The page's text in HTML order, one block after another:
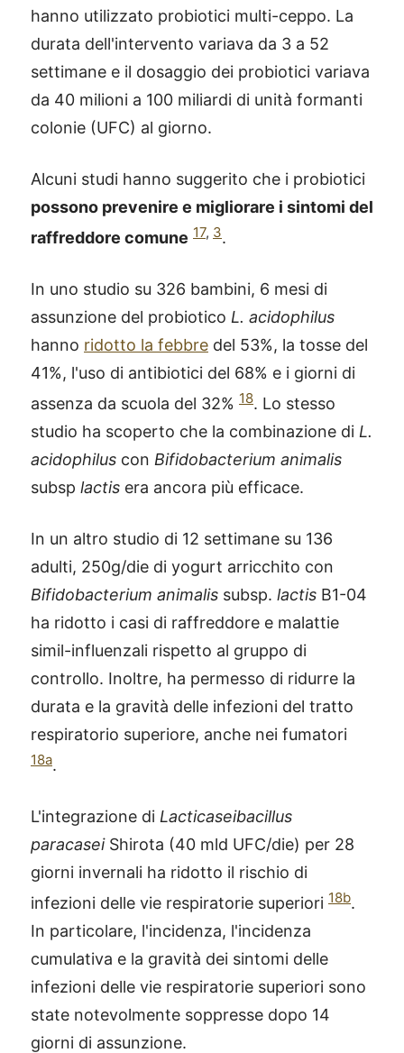
hanno utilizzato probiotici multi-ceppo. La
durata dell'intervento variava da 3 a 52
settimane e il dosaggio dei probiotici variava
da 40 milioni a 100 miliardi di unità formanti
colonie (UFC) al giorno.
Alcuni studi hanno suggerito che i probiotici
possono prevenire e migliorare i sintomi del
raffreddore comune 17, 3.
In uno studio su 326 bambini, 6 mesi di
assunzione del probiotico L. acidophilus
hanno ridotto la febbre del 53%, la tosse del
41%, l'uso di antibiotici del 68% e i giorni di
assenza da scuola del 32% 18. Lo stesso
studio ha scoperto che la combinazione di L.
acidophilus con Bifidobacterium animalis
subsp lactis era ancora più efficace.
In un altro studio di 12 settimane su 136
adulti, 250g/die di yogurt arricchito con
Bifidobacterium animalis subsp. lactis B1-04
ha ridotto i casi di raffreddore e malattie
simil-influenzali rispetto al gruppo di
controllo. Inoltre, ha permesso di ridurre la
durata e la gravità delle infezioni del tratto
respiratorio superiore, anche nei fumatori
18a.
L'integrazione di Lacticaseibacillus
paracaseiShirota (40 mld UFC/die) per 28
giorni invernali ha ridotto il rischio di
infezioni delle vie respiratorie superiori 18b.
In particolare, l'incidenza, l'incidenza
cumulativa e la gravità dei sintomi delle
infezioni delle vie respiratorie superiori sono
state notevolmente soppresse dopo 14
giorni di assunzione.